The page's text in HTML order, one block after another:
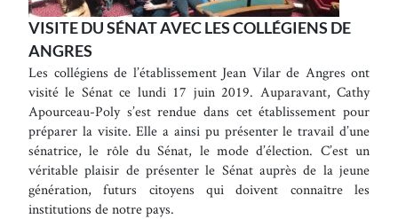
VISITE DU SÉNAT AVEC LES COLLÉGIENS DE
ANGRES
Les collégiens de l’établissement Jean Vilar de Angres ont
visité le Sénat ce lundi 17 juin 2019. Auparavant, Cathy
Apourceau-Poly s’est rendue dans cet établissement pour
préparer la visite. Elle a ainsi pu présenter le travail d’une
sénatrice, le rôle du Sénat, le mode d’élection. C’est un
véritable plaisir de présenter le Sénat auprès de la jeune
génération, futurs citoyens qui doivent connaître les
institutions de notre pays.